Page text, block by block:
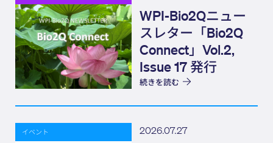
WPI-Bio2Qニュー
スレター「Bio2Q
Connect」Vol.2,
Issue 17 発行
続きを読む
イベント 2026.07.27